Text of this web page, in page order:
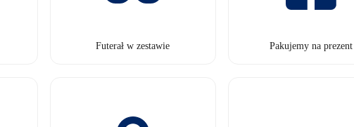
Futerał w zestawie Pakujemy na prezent